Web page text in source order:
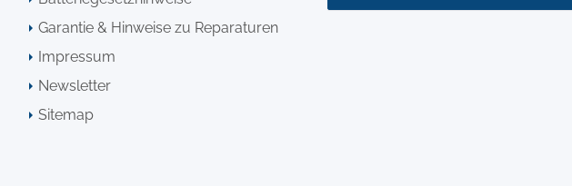
Garantie & Hinweise zu Reparaturen
Impressum
Newsletter
Sitemap